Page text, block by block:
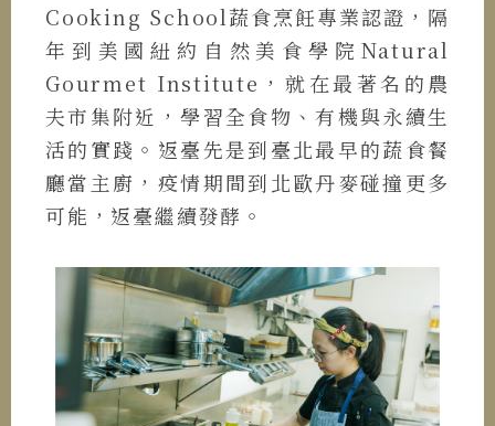
Cooking School蔬食烹飪專業認證，隔
年到美國紐約自然美食學院Natural
Gourmet Institute，就在最著名的農
夫市集附近，學習全食物、有機與永續生
活的實踐。返臺先是到臺北最早的蔬食餐
廳當主廚，疫情期間到北歐丹麥碰撞更多
可能，返臺繼續發酵。